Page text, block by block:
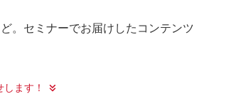
。セミナーでお届けしたコンテンツ
ます！